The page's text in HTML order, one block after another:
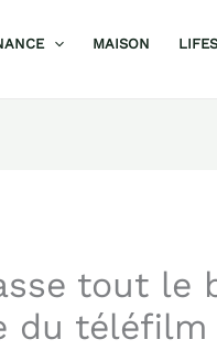
MAISON
tout le
du téléfilm